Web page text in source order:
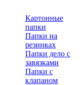
Картонные
папки
Папки на
резинках
Папки дело с
завязками
Папки с
клапаном